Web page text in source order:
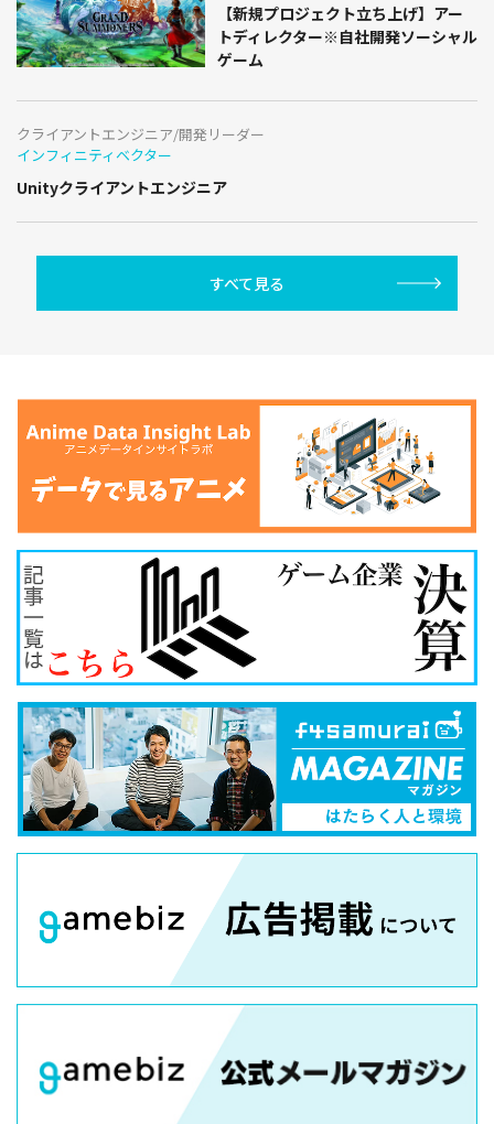
【新規プロジェクト立ち上げ】アー
トディレクター※自社開発ソーシャル
ゲーム
クライアントエンジニア/開発リーダー
インフィニティベクター
Unityクライアントエンジニア
すべて見る